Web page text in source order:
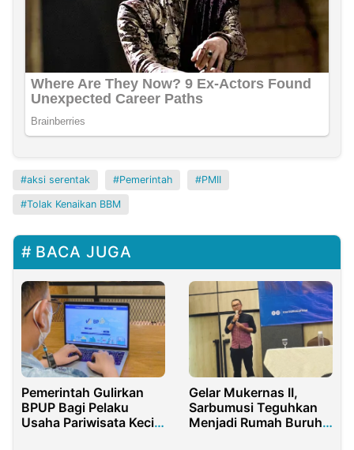
aksi serentak Pemerintah PMII
Tolak Kenaikan BBM
BACA JUGA
Pemerintah Gulirkan
BPUP Bagi Pelaku
Usaha Pariwisata Kecil
Gelar Mukernas II,
Sarbumusi Teguhkan
Menjadi Rumah Buruh